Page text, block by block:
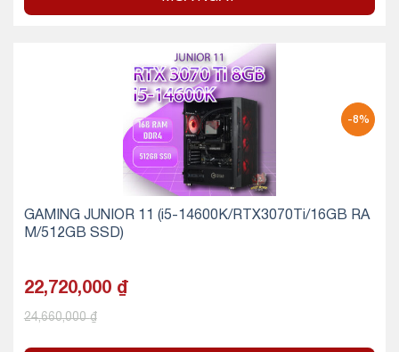
-8%
GAMING JUNIOR 11 (i5-14600K/RTX3070Ti/16GB RA
M/512GB SSD)
22,720,000 ₫
24,660,000₫